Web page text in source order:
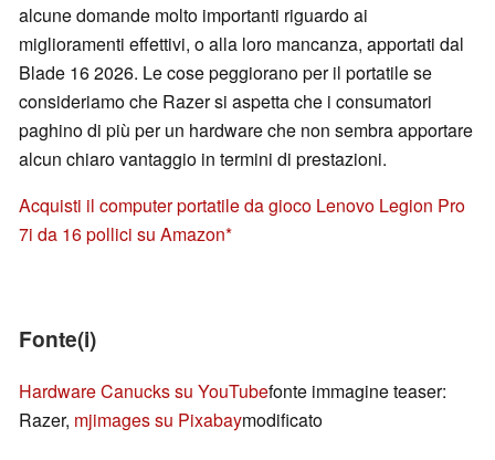
alcune domande molto importanti riguardo ai
miglioramenti effettivi, o alla loro mancanza, apportati dal
Blade 16 2026. Le cose peggiorano per il portatile se
consideriamo che Razer si aspetta che i consumatori
paghino di più per un hardware che non sembra apportare
alcun chiaro vantaggio in termini di prestazioni.
Acquisti il computer portatile da gioco Lenovo Legion Pro
7i da 16 pollici su Amazon
Fonte(i)
Hardware Canucks su YouTubefonte immagine teaser:
Razer, mjimages su Pixabaymodificato